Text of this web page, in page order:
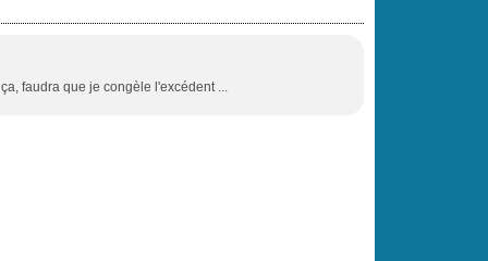
faudra que je congèle l'excédent ...